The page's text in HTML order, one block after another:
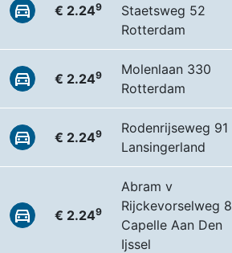
€ 2.249
Staetsweg 52
Rotterdam
€ 2.249
Molenlaan 330
Rotterdam
€ 2.249
Rodenrijseweg 91
Lansingerland
€ 2.249
Abram v
Rijckevorselweg 8
Capelle Aan Den
Ijssel